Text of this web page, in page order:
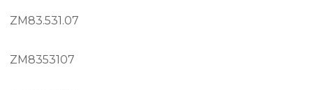
ZM83.531.07
ZM8353107